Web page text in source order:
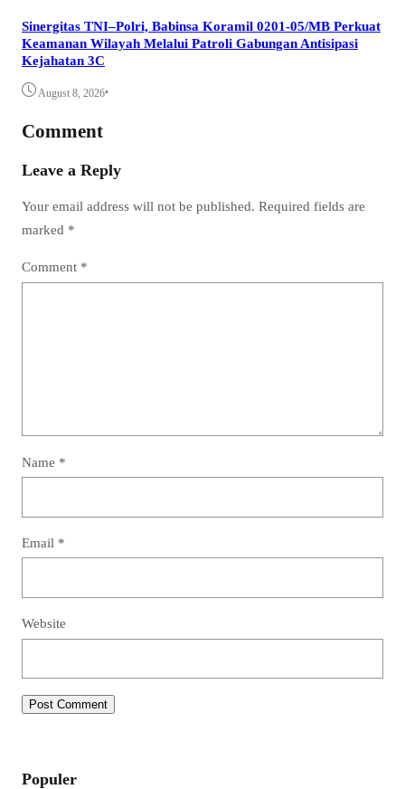
Sinergitas TNI–Polri, Babinsa Koramil 0201-05/MB Perkuat
Keamanan Wilayah Melalui Patroli Gabungan Antisipasi
Kejahatan 3C
August 8, 2026•
Comment
Leave a Reply
Your email address will not be published. Required fields are
marked *
Comment *
Name *
Email *
Website
Populer